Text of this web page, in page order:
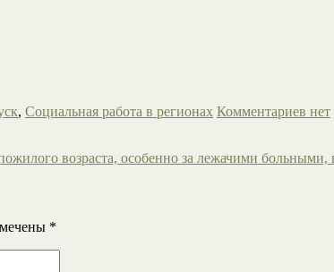
, Социальная работа в регионах Комментариев нет
возраста, особенно за лежачими
*